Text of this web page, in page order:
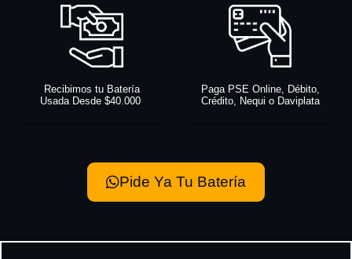
Recibimos tu Batería
Usada Desde $40.000
Paga PSE Online, Débito,
Crédito, Nequi o Daviplata
Pide Ya Tu Batería